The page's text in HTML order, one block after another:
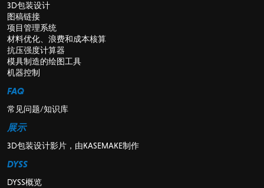
3D包装设计
图稿链接
项目管理系统
材料优化、浪费和成本核算
抗压强度计算器
模具制造的绘图工具
机器控制
FAQ
常见问题/知识库
展示
3D包装设计影片，由KASEMAKE制作
DYSS
DYSS概览